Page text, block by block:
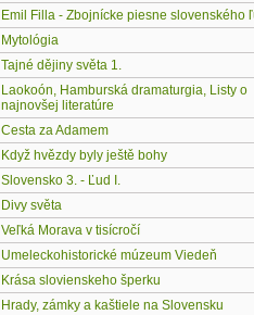
Emil Filla - Zbojnícke piesne slovenského
Mytológia
Tajné dějiny světa 1.
Laokoón, Hamburská dramaturgia, Listy o
najnovšej literatúre
Cesta za Adamem
Když hvězdy byly ještě bohy
Slovensko 3. - Ľud I.
Divy světa
Veľká Morava v tisícročí
Umeleckohistorické múzeum Viedeň
Krása slovienskeho šperku
Hrady, zámky a kaštiele na Slovensku